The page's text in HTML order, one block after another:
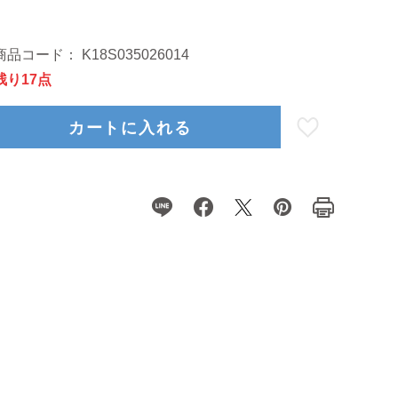
品コード：
K18S035026014
り17点
カートに入れる